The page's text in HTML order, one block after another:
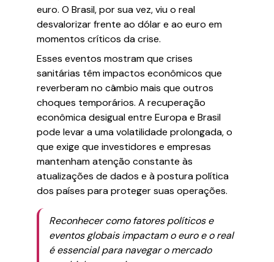
euro. O Brasil, por sua vez, viu o real
desvalorizar frente ao dólar e ao euro em
momentos críticos da crise.
Esses eventos mostram que crises
sanitárias têm impactos econômicos que
reverberam no câmbio mais que outros
choques temporários. A recuperação
econômica desigual entre Europa e Brasil
pode levar a uma volatilidade prolongada, o
que exige que investidores e empresas
mantenham atenção constante às
atualizações de dados e à postura política
dos países para proteger suas operações.
Reconhecer como fatores políticos e
eventos globais impactam o euro e o real
é essencial para navegar o mercado